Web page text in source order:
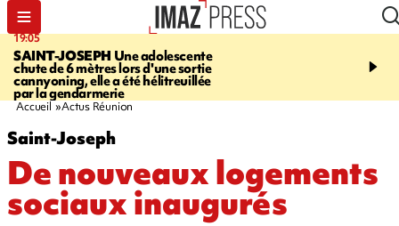
19:05
SAINT-JOSEPH Une adolescente
chute de 6 mètres lors d'une sortie
cannyoning, elle a été hélitreuillée
par la gendarmerie
20:44
rouée de coups,
Accueil Actus Réunion
Saint-Joseph
De nouveaux logements
sociaux inaugurés